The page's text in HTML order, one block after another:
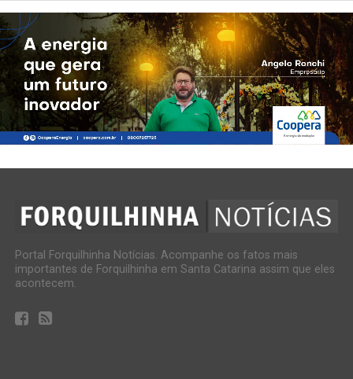
Portal Forquilhinha Notícias. Acompanhe os fatos mais
importantes de Forquilhinha em Santa Catarina assim que eles
acontecem.